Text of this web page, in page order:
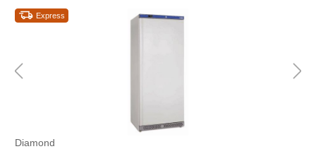
Express
Diamond